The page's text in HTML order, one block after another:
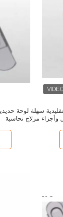
سهلة لوحة
وأجزاء مزلاج نحاسية